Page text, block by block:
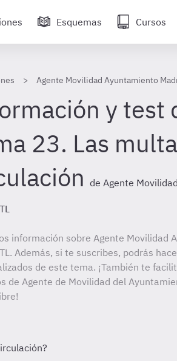
Esquemas Cursos
Agente Movilidad Ayuntamiento
y test
23. Las
de Agente
información sobre Agente Movilidad
Además, si te suscribes, podrás
de este tema. ¡También te
de Agente de Movilidad del